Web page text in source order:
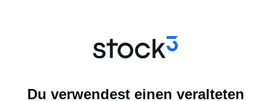
Du verwendest einen veralteten